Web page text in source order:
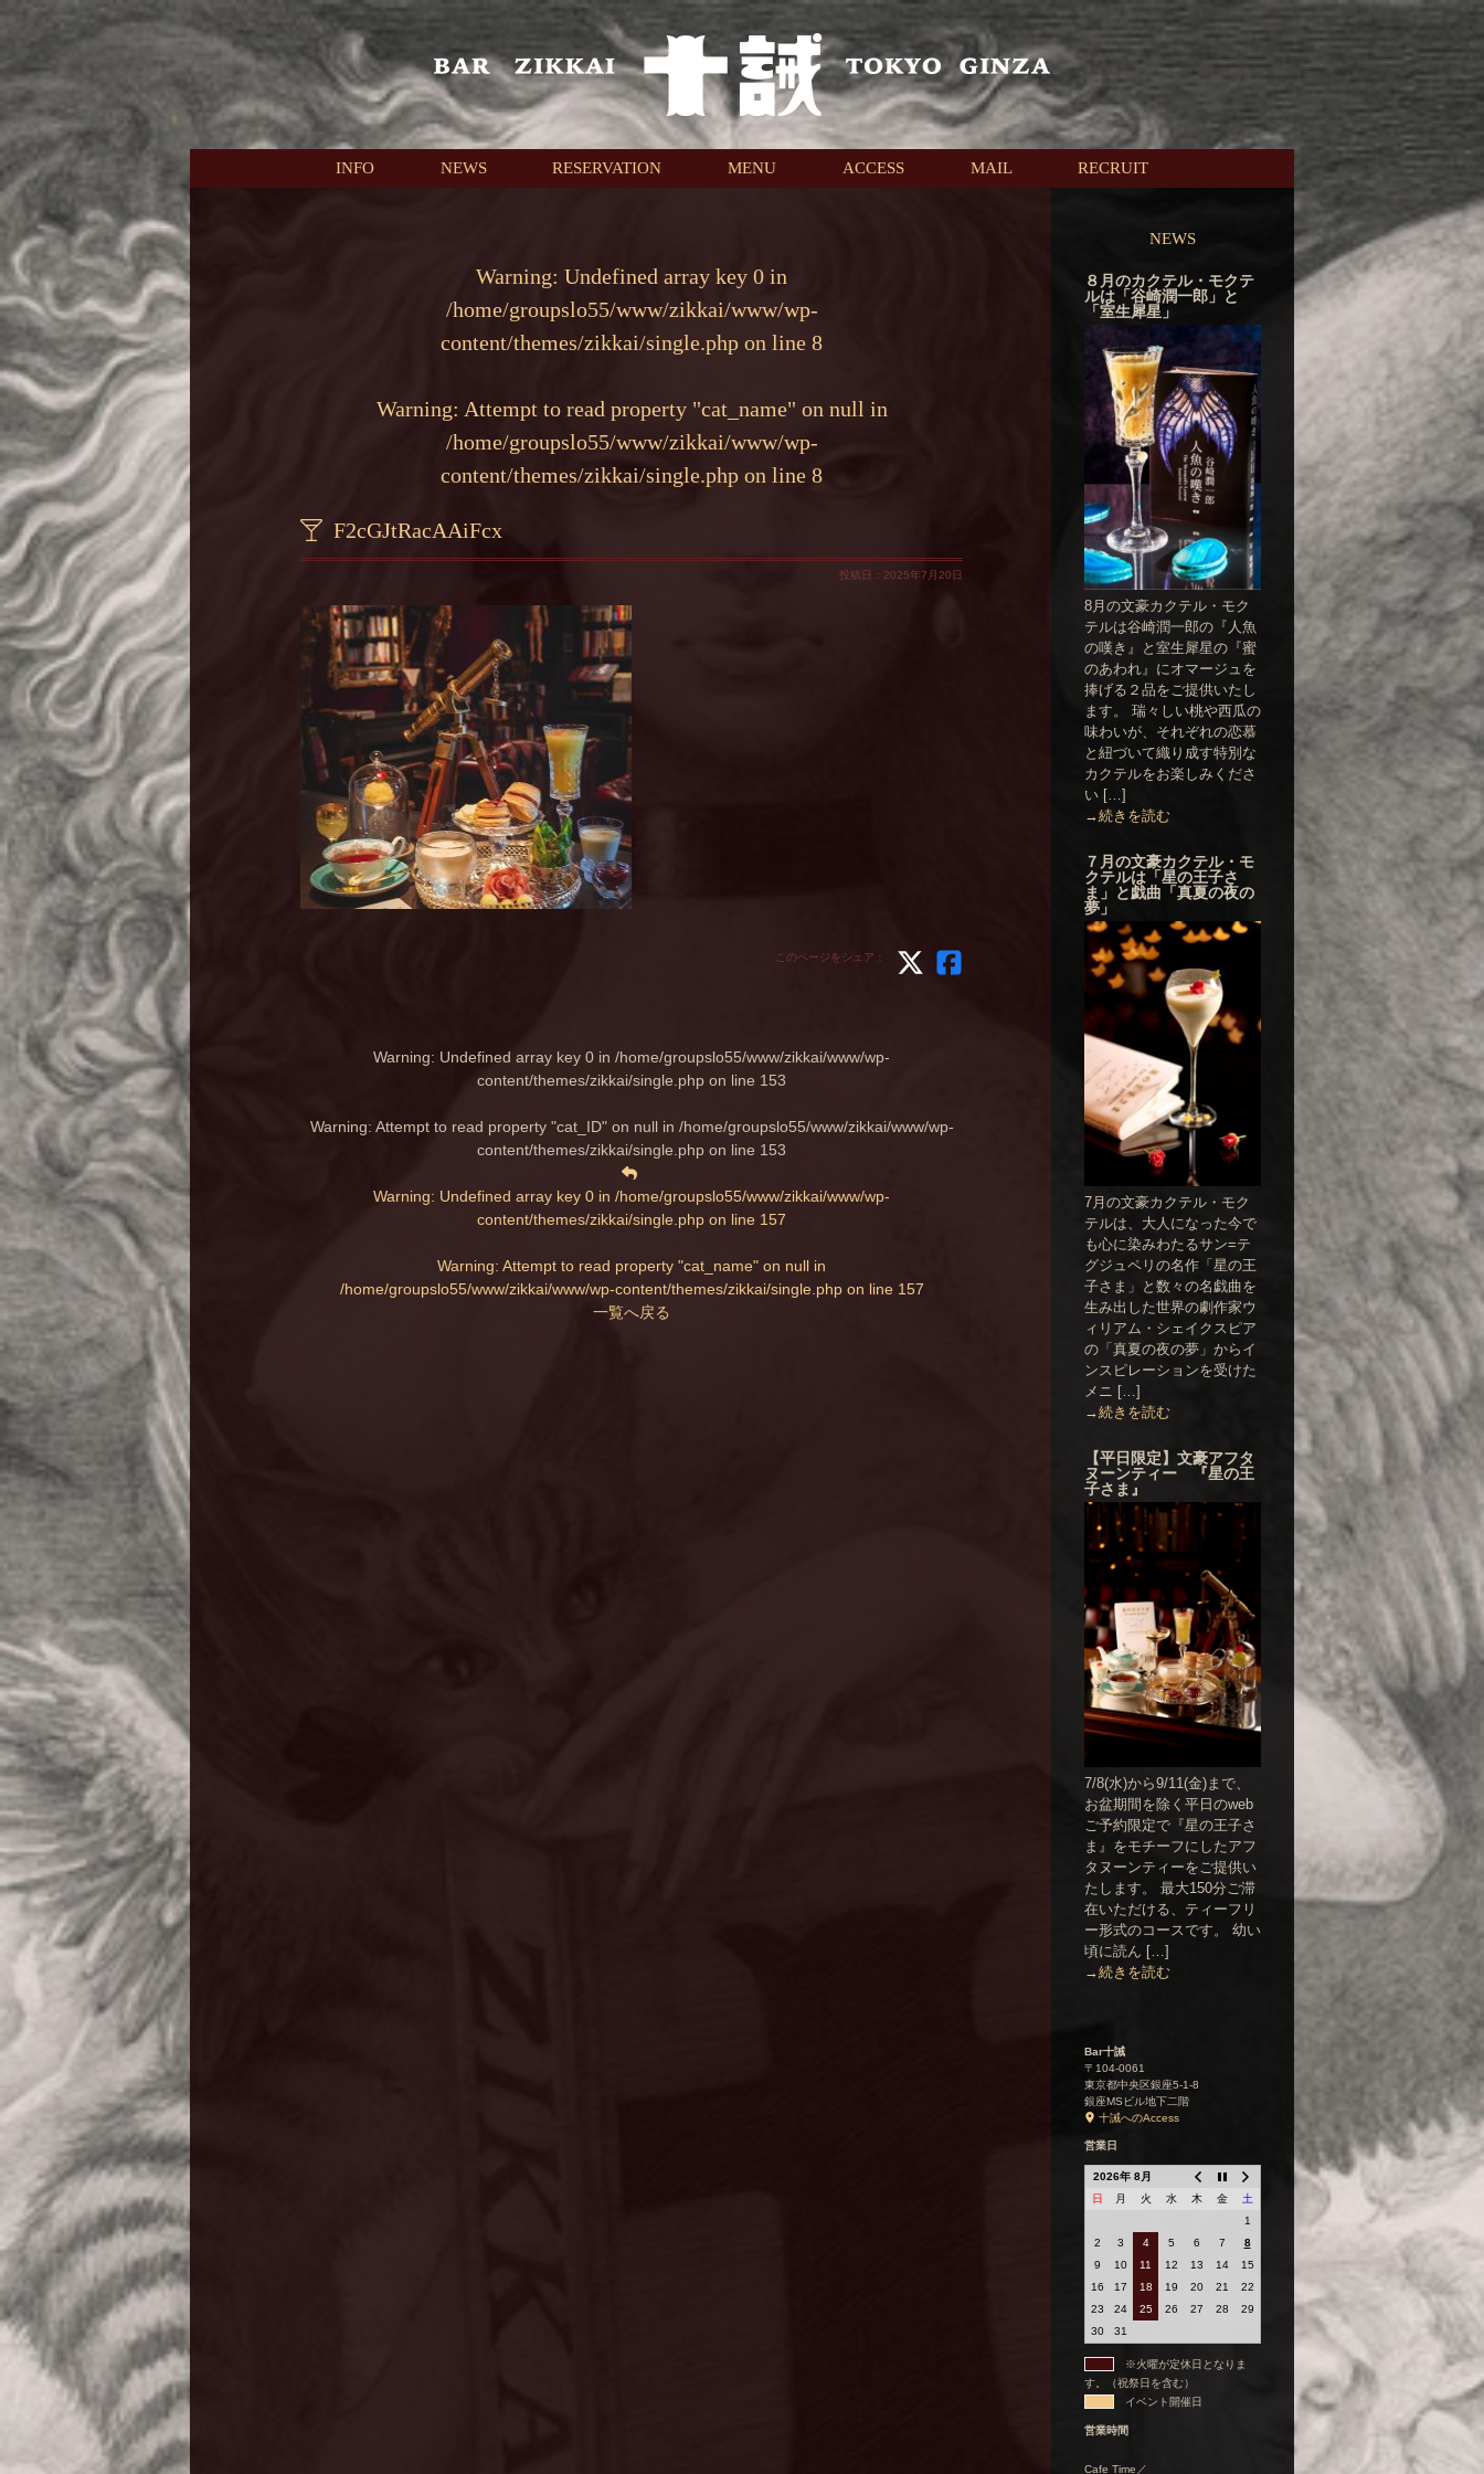
本文へスキップ
INFO NEWS RESERVATION MENU ACCESS MAIL RECRUIT
Warning: Undefined array key 0 in
/home/groupslo55/www/zikkai/www/wp-
content/themes/zikkai/single.php on line 8
Warning: Attempt to read property "cat_name" on null in
/home/groupslo55/www/zikkai/www/wp-
content/themes/zikkai/single.php on line 8
F2cGJtRacAAiFcx
投稿日：2025年7月20日
このページをシェア：
Warning: Undefined array key 0 in /home/groupslo55/www/zikkai/www/wp-
content/themes/zikkai/single.php on line 153
Warning: Attempt to read property "cat_ID" on null in /home/groupslo55/www/zikkai/www/wp-
content/themes/zikkai/single.php on line 153
Warning: Undefined array key 0 in /home/groupslo55/www/zikkai/www/wp-
content/themes/zikkai/single.php on line 157
Warning: Attempt to read property "cat_name" on null in
/home/groupslo55/www/zikkai/www/wp-content/themes/zikkai/single.phpon line 157
一覧へ戻る
NEWS
８月のカクテル・モクテ
ルは「谷崎潤一郎」と
「室生犀星」
8月の文豪カクテル・モク
テルは谷崎潤一郎の『人魚
の嘆き』と室生犀星の『蜜
のあわれ』にオマージュを
捧げる２品をご提供いたし
ます。 瑞々しい桃や西瓜の
味わいが、それぞれの恋慕
と紐づいて織り成す特別な
カクテルをお楽しみくださ
い […]
→続きを読む
７月の文豪カクテル・モ
クテルは「星の王子さ
ま」と戯曲「真夏の夜の
夢」
7月の文豪カクテル・モク
テルは、大人になった今で
も心に染みわたるサン=テ
グジュペリの名作「星の王
子さま」と数々の名戯曲を
生み出した世界の劇作家ウ
ィリアム・シェイクスピア
の「真夏の夜の夢」からイ
ンスピレーションを受けた
メニ […]
→続きを読む
【平日限定】文豪アフタ
ヌーンティー 『星の王
子さま』
7/8(水)から9/11(金)まで、
お盆期間を除く平日のweb
ご予約限定で『星の王子さ
ま』をモチーフにしたアフ
タヌーンティーをご提供い
たします。 最大150分ご滞
在いただける、ティーフリ
ー形式のコースです。 幼い
頃に読ん […]
→続きを読む
Bar十誡
〒104-0061
東京都中央区銀座5-1-8
銀座MSビル地下二階
十誡へのAccess
営業日
2026年 8月
日
月 火 水 木 金
土
1
2
3 4 5 6 7
8
9
10 11 12 13 14
15
16
17 18 19 20 21
22
23
24 25 26 27 28
29
30
31
※火曜が定休日となりま
す。（祝祭日を含む）
イベント開催日
営業時間
Cafe Time／